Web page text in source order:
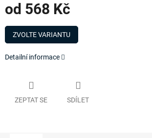
od 568 Kč
Měrná
cena:
ZVOLTE VARIANTU
Detailní informace
ZEPTAT SE SDÍLET